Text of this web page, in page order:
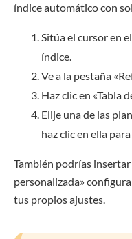
índice automático con
Sitúa el cursor en
índice.
Ve a la pestaña
Haz clic en «Tabla
Elije una de las
haz clic en ella
También podrías
personalizada»
tus propios ajustes.